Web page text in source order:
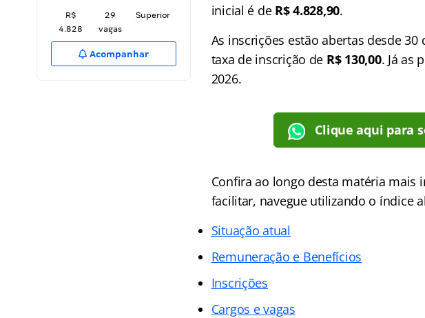
R$
4.828
29
vagas
Superior
Acompanhar
inicial é de R$ 4.828,90.
As inscrições estão abertas desde
taxa de inscrição de R$ 130,00. Já as
2026.
Clique aqui para
Confira ao longo desta matéria mais
facilitar, navegue utilizando o índice
Situação atual
Remuneração e Benefícios
Inscrições
Cargos e vagas